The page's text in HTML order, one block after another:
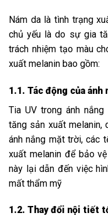
Nám da là tình trạng
chủ yếu là do sự gia
trách nhiệm tạo màu
xuất melanin bao gồm:
1.1. Tác động của
Tia UV trong ánh
tăng sản xuất melanin,
ánh nắng mặt trời, các
xuất melanin để bảo
này lại dẫn đến việc
mất thẩm mỹ
1.2. Thay đổi nội tiết